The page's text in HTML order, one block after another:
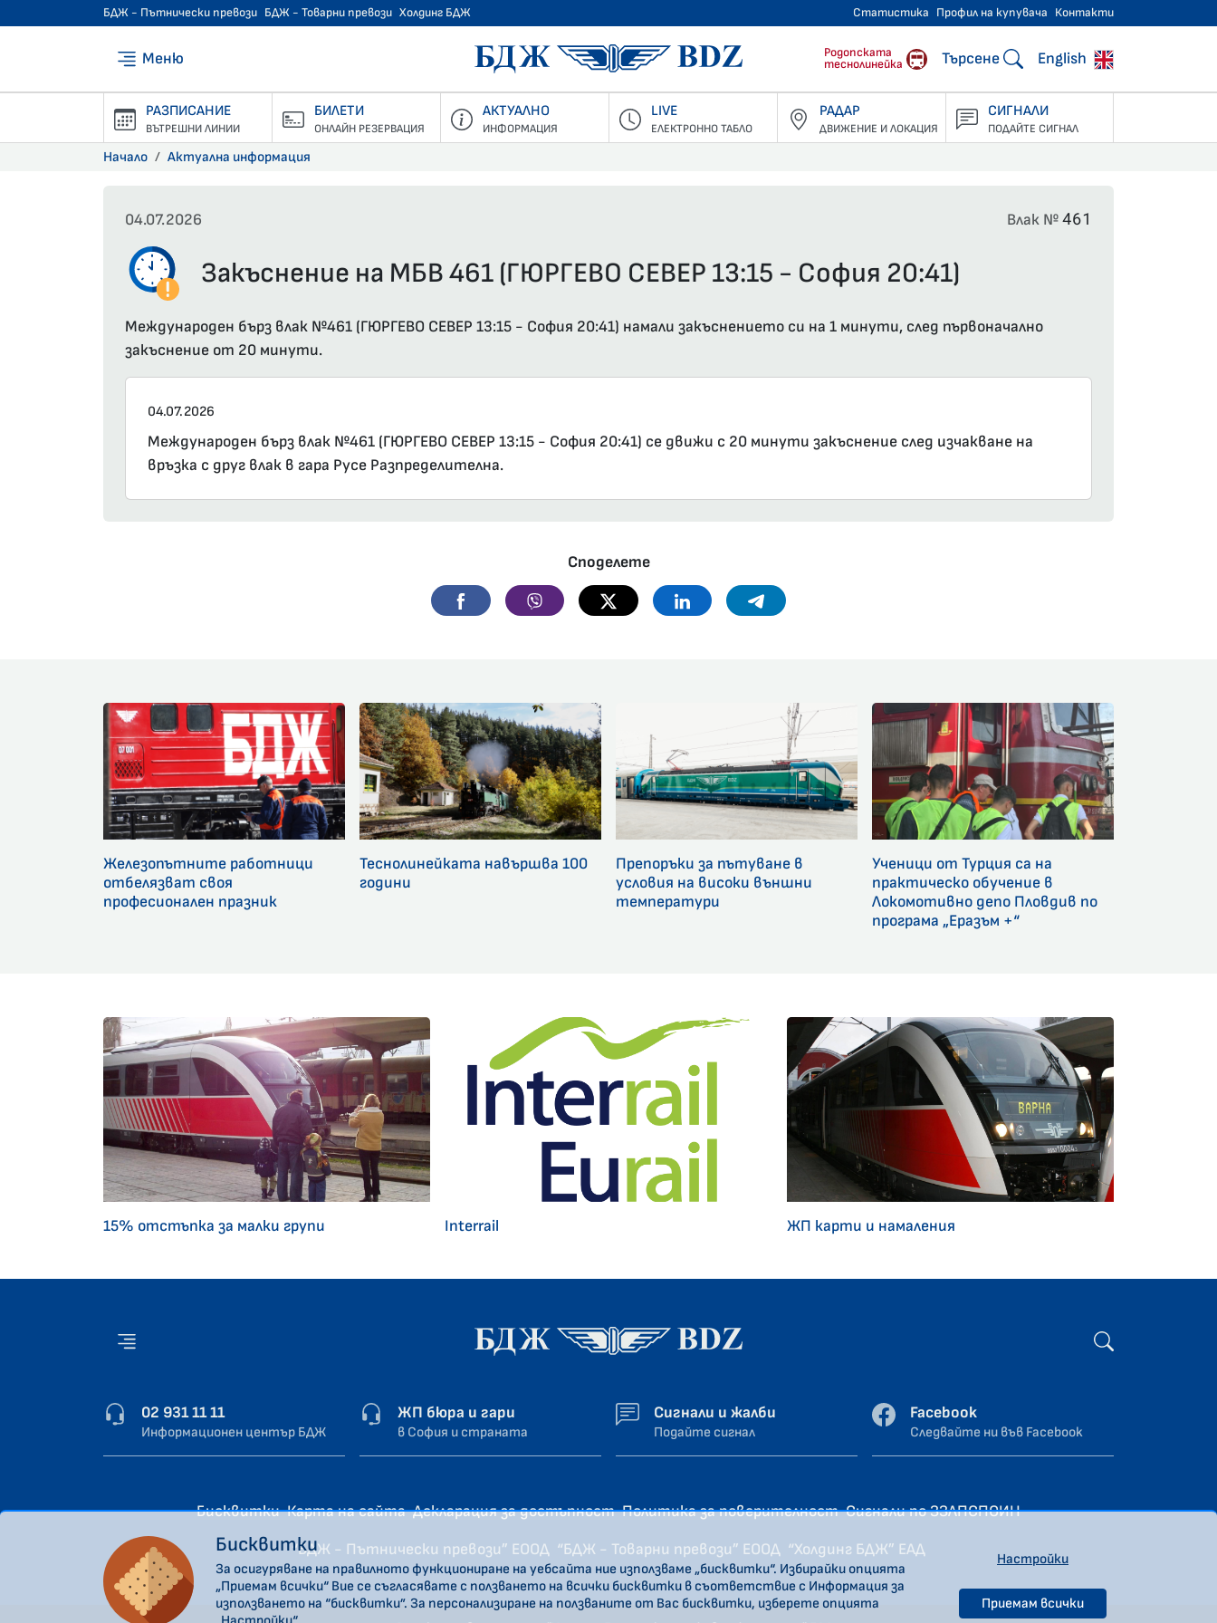
БДЖ - Пътнически превози БДЖ - Товарни превози Холдинг БДЖ Статистика Профил на купувача Контакти
Меню БДЖ - Пътнически превози
Родопската
теснолинейка
Търсене English
РАЗПИСАНИЕ
ВЪТРЕШНИ ЛИНИИ
БИЛЕТИ
ОНЛАЙН РЕЗЕРВАЦИЯ
АКТУАЛНО
ИНФОРМАЦИЯ
LIVE
ЕЛЕКТРОННО ТАБЛО
РАДАР
ДВИЖЕНИЕ И ЛОКАЦИЯ
СИГНАЛИ
ПОДАЙТЕ СИГНАЛ
Начало Актуална информация
04.07.2026 Влак №461
Закъснение на МБВ 461 (ГЮРГЕВО СЕВЕР 13:15 - София 20:41)
Международен бърз влак №461 (ГЮРГЕВО СЕВЕР 13:15 - София 20:41) намали закъснението си на 1 минути, след първоначално
закъснение от 20 минути.
04.07.2026
Международен бърз влак №461 (ГЮРГЕВО СЕВЕР 13:15 - София 20:41) се движи с 20 минути закъснение след изчакване на
връзка с друг влак в гара Русе Разпределителна.
Споделете
Facebook Viber Twitter Linkedin Telegram
Железопътните работници
отбелязват своя
професионален празник
Теснолинейката навършва 100
години
Препоръки за пътуване в
условия на високи външни
температури
Ученици от Турция са на
практическо обучение в
Локомотивно депо Пловдив по
програма „Еразъм +“
15% отстъпка за малки групи Interrail ЖП карти и намаления
02 931 11 11
Информационен център БДЖ
ЖП бюра и гари
в София и страната
Сигнали и жалби
Подайте сигнал
Facebook
Следвайте ни във Facebook
Бисквитки Карта на сайта Декларация за достъпност Политика за поверителност Сигнали по ЗЗЛПСПОИН
“БДЖ - Пътнически превози” ЕООД “БДЖ - Товарни превози” ЕООД “Холдинг БДЖ” ЕАД
Бисквитки
За осигуряване на правилното функциониране на уебсайта ние използваме „бисквитки“. Избирайки опцията
„Приемам всички“ Вие се съгласявате с ползването на всички бисквитки в съответствие с Информация за
използването на “бисквитки”. За персонализиране на ползваните от Вас бисквитки, изберете опцията
Настройки
Приемам всички